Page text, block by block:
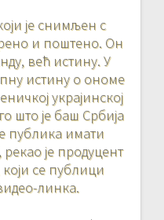
је снимљен с
и поштено. Он
већ истину. У
истину о ономе
украјинској
што је баш Србија
публика имати
је продуцент
се публици
линка.